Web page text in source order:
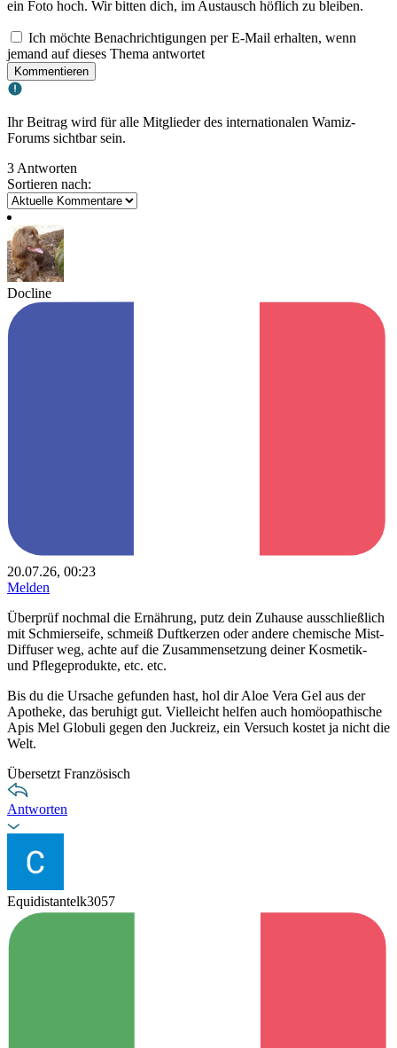
ein Foto hoch. Wir bitten dich, im Austausch höflich zu bleiben.
Ich möchte Benachrichtigungen per E-Mail erhalten, wenn
jemand auf dieses Thema antwortet
Kommentieren
Ihr Beitrag wird für alle Mitglieder des internationalen Wamiz-
Forums sichtbar sein.
3 Antworten
Sortieren nach:
Docline
20.07.26, 00:23
Melden
Überprüf nochmal die Ernährung, putz dein Zuhause ausschließlich
mit Schmierseife, schmeiß Duftkerzen oder andere chemische Mist-
Diffuser weg, achte auf die Zusammensetzung deiner Kosmetik-
und Pflegeprodukte, etc. etc.
Bis du die Ursache gefunden hast, hol dir Aloe Vera Gel aus der
Apotheke, das beruhigt gut. Vielleicht helfen auch homöopathische
Apis Mel Globuli gegen den Juckreiz, ein Versuch kostet ja nicht die
Welt.
Übersetzt Französisch
Antworten
Equidistantelk3057